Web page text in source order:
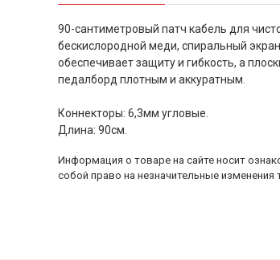
90-сантиметровый патч кабель для
бескислородной меди, спиральный
обеспечивает защиту и гибкость, а
педалборд плотным и аккуратным.
Коннекторы: 6,3мм угловые.
Длина: 90см.
Информация о товаре на сайте носит
собой право на незначительные изменения